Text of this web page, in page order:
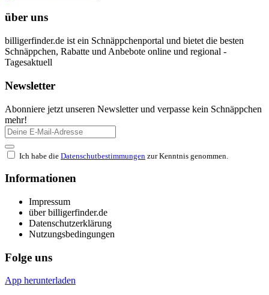
über uns
billigerfinder.de ist ein Schnäppchenportal und bietet die besten
Schnäppchen, Rabatte und Anbebote online und regional -
Tagesaktuell
Newsletter
Abonniere jetzt unseren Newsletter und verpasse kein Schnäppchen
mehr!
Ich habe die Datenschutbestimmungen zur Kenntnis genommen.
Informationen
Impressum
über billigerfinder.de
Datenschutzerklärung
Nutzungsbedingungen
Folge uns
App herunterladen